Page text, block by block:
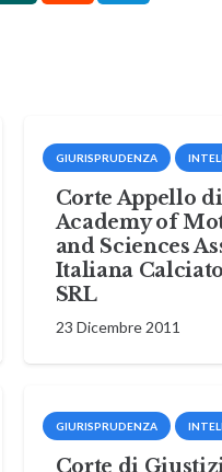
GIURISPRUDENZA
Corte Appello
Academy of
and Sciences
Italiana
SRL
23 Dicembre 2011
GIURISPRUDENZA
Corte di